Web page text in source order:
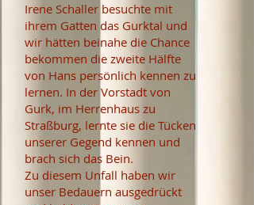
Irene Schaller besuchte mit
ihrem Gatten das Gurktal und
wir hätten beinahe die Chance
bekommen die zweite Hälfte
von Hans persönlich kennen zu
lernen. In der Vorstadt von
Gurk, im Herrenhaus zu
Straßburg, lernte sie die Tücken
unserer Gegend kennen und
brach sich das Bein.
Zu diesem Unfall haben wir
unser Bedauern ausgedrückt